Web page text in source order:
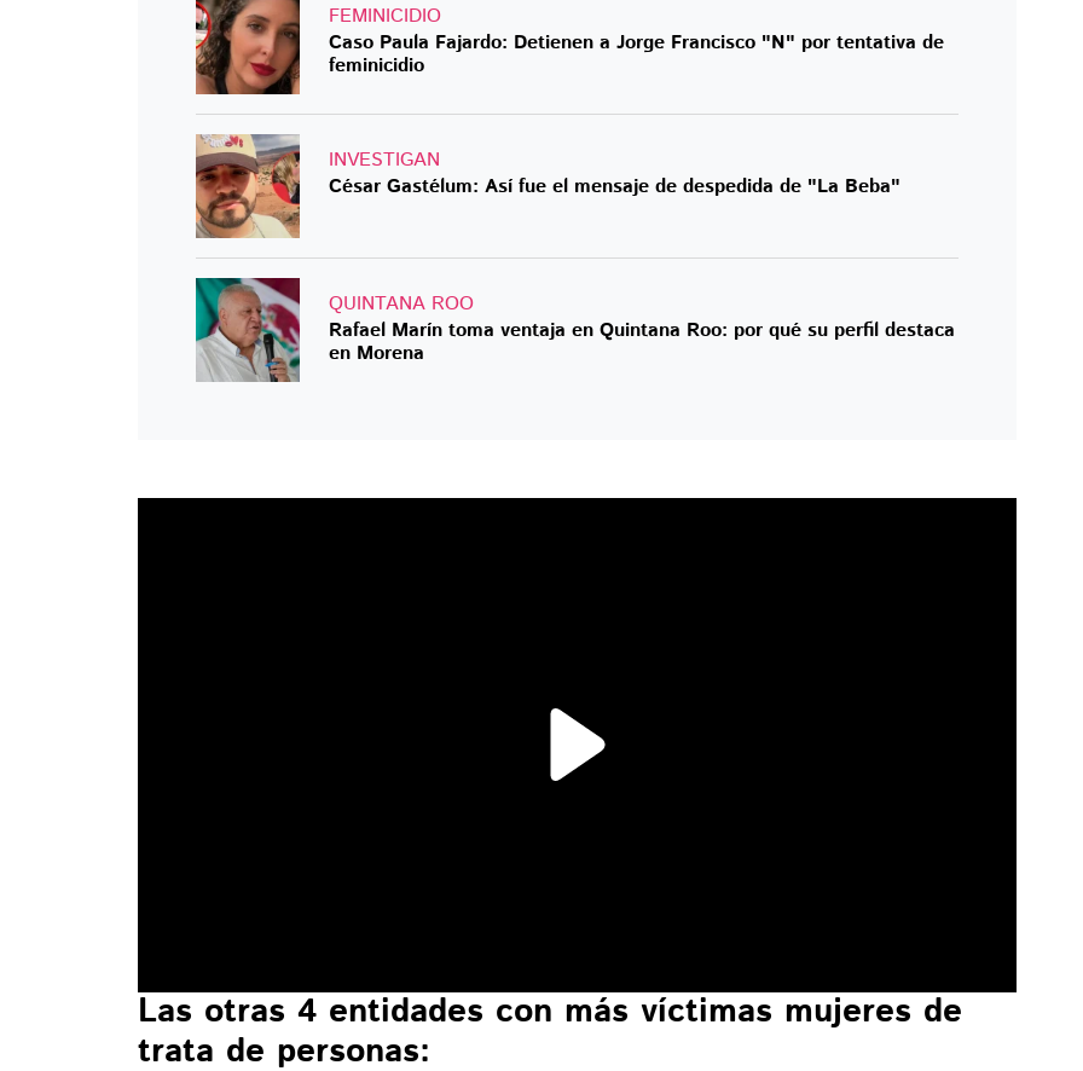
FEMINICIDIO
Caso Paula Fajardo: Detienen a Jorge Francisco "N" por tentativa de
feminicidio
INVESTIGAN
César Gastélum: Así fue el mensaje de despedida de "La Beba"
QUINTANA ROO
Rafael Marín toma ventaja en Quintana Roo: por qué su perfil destaca
en Morena
Las otras 4 entidades con más víctimas mujeres de
trata de personas: